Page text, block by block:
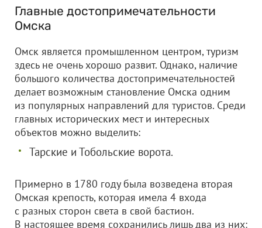
Главные достопримечательности
Омска
Омск является промышленном центром, туризм
здесь не очень хорошо развит. Однако, наличие
большого количества достопримечательностей
делает возможным становление Омска одним
из популярных направлений для туристов. Среди
главных исторических мест и интересных
объектов можно выделить:
Тарские и Тобольские ворота.
Примерно в 1780 году была возведена вторая
Омская крепость, которая имела 4 входа
с разных сторон света в свой бастион.
В настоящее время сохранились лишь два из них: